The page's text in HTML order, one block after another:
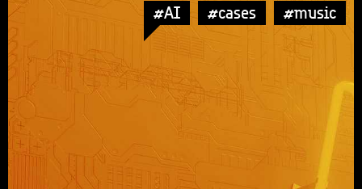
#AI #cases #music